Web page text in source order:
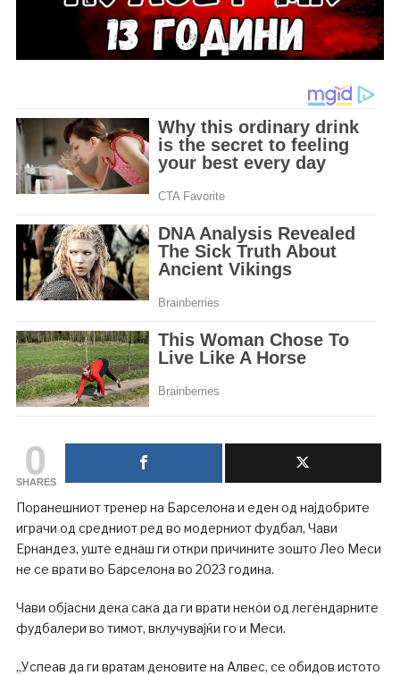
0
SHARES
Поранешниот тренер на Барселона и еден од најдобрите
играчи од средниот ред во модерниот фудбал, Чави
Ернандез, уште еднаш ги откри причините зошто Лео Меси
не се врати во Барселона во 2023 година.
Чави објасни дека сака да ги врати некои од легендарните
фудбалери во тимот, вклучувајќи го и Меси.
„Успеав да ги вратам деновите на Алвес, се обидов истото